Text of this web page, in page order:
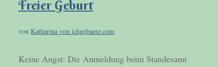
Freier Geburt
von Katharina von ichgebaere.com
Keine Angst: Die Anmeldung beim Standesamt